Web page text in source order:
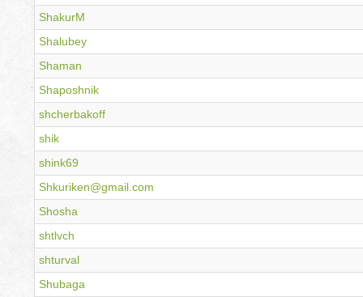
ShakurM
Shalubey
Shaman
Shaposhnik
shcherbakoff
shik
shink69
Shkuriken@gmail.com
Shosha
shtlvch
shturval
Shubaga